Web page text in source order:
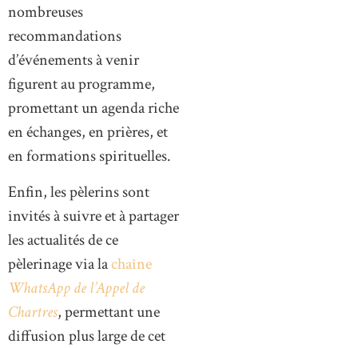
nombreuses
recommandations
d’événements à venir
figurent au programme,
promettant un agenda riche
en échanges, en prières, et
en formations spirituelles.
Enfin, les pèlerins sont
invités à suivre et à partager
les actualités de ce
pèlerinage via lachaîne
WhatsApp de l’Appel de
Chartres, permettant une
diffusion plus large de cet